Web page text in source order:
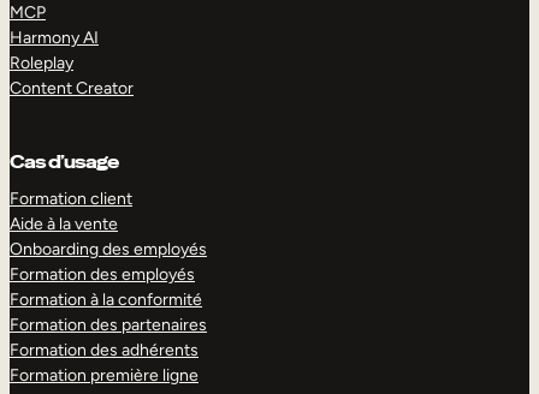
MCP
Harmony AI
Roleplay
Content Creator
Cas d’usage
Formation client
Aide à la vente
Onboarding des employés
Formation des employés
Formation à la conformité
Formation des partenaires
Formation des adhérents
Formation première ligne